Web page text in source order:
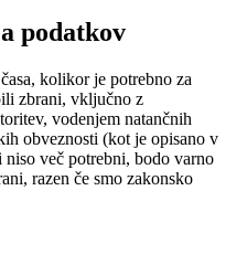
podatkov
kolikor je potrebno za
zbrani, vključno z
vodenjem natančnih
obveznosti (kot je opisano v
več potrebni, bodo varno
razen če smo zakonsko